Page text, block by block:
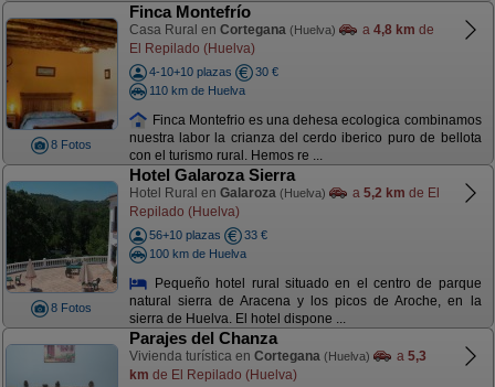
8 Fotos
Finca Montefrío
Casa Rural en Cortegana (Huelva) a 4,8 km de
El Repilado (Huelva)
4-10+10 plazas
30 €
110 km de Huelva
Finca Montefrio es una dehesa ecologica combinamos
nuestra labor la crianza del cerdo iberico puro de bellota
con el turismo rural. Hemos re ...
8 Fotos
Hotel Galaroza Sierra
Hotel Rural en Galaroza (Huelva) a 5,2 km de El
Repilado (Huelva)
56+10 plazas
33 €
100 km de Huelva
Pequeño hotel rural situado en el centro de parque
natural sierra de Aracena y los picos de Aroche, en la
sierra de Huelva. El hotel dispone ...
Parajes del Chanza
Vivienda turística en Cortegana (Huelva) a 5,3
km de El Repilado (Huelva)